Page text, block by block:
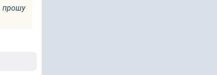
прошу